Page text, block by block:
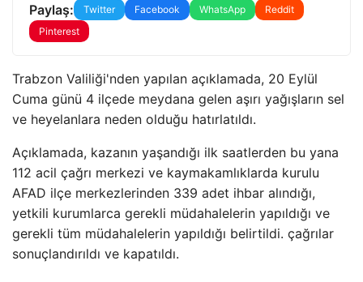
Paylaş: Twitter Facebook WhatsApp
Reddit
Pinterest
Trabzon Valiliği'nden yapılan açıklamada, 20 Eylül
Cuma günü 4 ilçede meydana gelen aşırı yağışların sel
ve heyelanlara neden olduğu hatırlatıldı.
Açıklamada, kazanın yaşandığı ilk saatlerden bu yana
112 acil çağrı merkezi ve kaymakamlıklarda kurulu
AFAD ilçe merkezlerinden 339 adet ihbar alındığı,
yetkili kurumlarca gerekli müdahalelerin yapıldığı ve
gerekli tüm müdahalelerin yapıldığı belirtildi. çağrılar
sonuçlandırıldı ve kapatıldı.